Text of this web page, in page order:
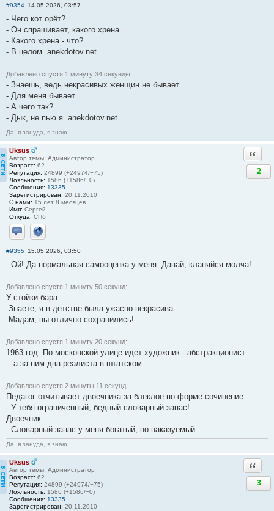
#9354 14.05.2026, 03:57
- Чего кот орёт?
- Он спрашивает, какого хрена.
- Какого хрена - что?
- В целом. anekdotov.net
Добавлено спустя 1 минуту 34 секунды:
- Знаешь, ведь некрасивых женщин не бывает.
- Для меня бывает..
- А чего так?
- Дык, не пью я. anekdotov.net
Да, я зануда, я знаю...
Uksus
Автор темы, Администратор
Возраст: 62
Репутация: 24899 (+24974/−75)
Лояльность: 1586 (+1586/−0)
Сообщения: 13335
Зарегистрирован: 20.11.2010
С нами: 15 лет 8 месяцев
Имя: Сергей
Откуда: СПб
Отправить личное сообщение
Сайт
2
#9355 15.05.2026, 03:50
- Ой! Да нормальная самооценка у меня. Давай, кланяйся молча!
Добавлено спустя 1 минуту 50 секунд:
У стойки бара:
-Знаете, я в детстве была ужасно некрасива...
-Мадам, вы отлично сохранились!
Добавлено спустя 1 минуту 20 секунд:
1963 год. По московской улице идет художник - абстракционист...
...а за ним два реалиста в штатском.
Добавлено спустя 2 минуты 11 секунд:
Педагог отчитывает двоечника за блеклое по форме сочинение:
- У тебя ограниченный, бедный словарный запас!
Двоечник:
- Словарный запас у меня богатый, но наказуемый.
Да, я зануда, я знаю...
Uksus
Автор темы, Администратор
Возраст: 62
Репутация: 24899 (+24974/−75)
Лояльность: 1586 (+1586/−0)
Сообщения: 13335
Зарегистрирован: 20.11.2010
3